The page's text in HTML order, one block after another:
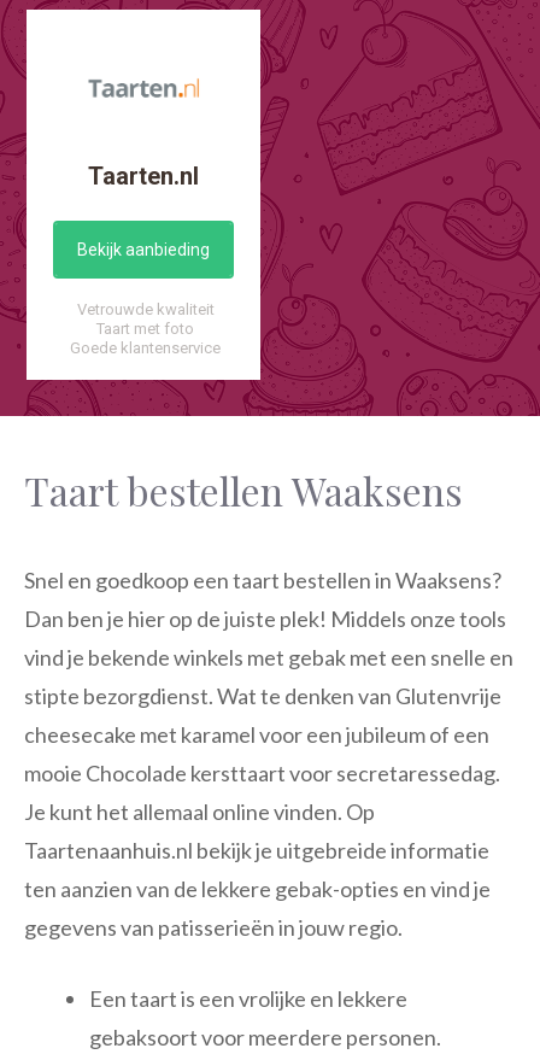
Taarten.nl
Bekijk aanbieding
Vetrouwde kwaliteit
Taart met foto
Goede klantenservice
Taart bestellen Waaksens
Snel en goedkoop een taart bestellen in Waaksens?
Dan ben je hier op de juiste plek! Middels onze tools
vind je bekende winkels met gebak met een snelle en
stipte bezorgdienst. Wat te denken van Glutenvrije
cheesecake met karamel voor een jubileum of een
mooie Chocolade kersttaart voor secretaressedag.
Je kunt het allemaal online vinden. Op
Taartenaanhuis.nl bekijk je uitgebreide informatie
ten aanzien van de lekkere gebak-opties en vind je
gegevens van patisserieën in jouw regio.
Een taart is een vrolijke en lekkere
gebaksoort voor meerdere personen.